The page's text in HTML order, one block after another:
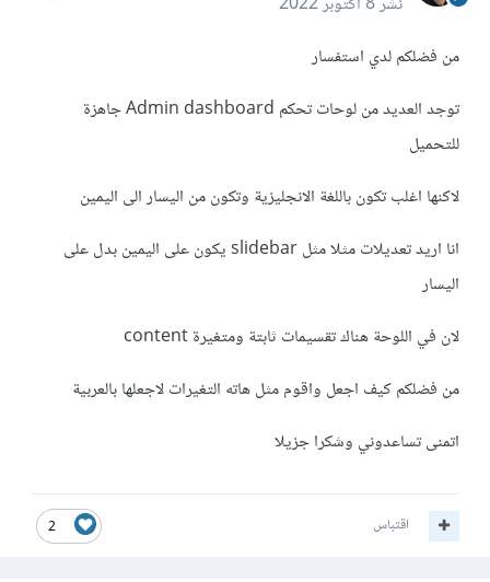
من فضلكم لدي استفسار
توجد العديد من لوحات تحكم Admin dashboard جاهزة
للتحميل
لاكنها اغلب تكون باللغة الانجليزية وتكون من اليسار الى اليمين
انا اريد تعديلات مثلا مثل slidebar يكون على اليمين بدل على
اليسار
لان في اللوحة هناك تقسيمات ثابتة ومتغيرة content
من فضلكم كيف اجعل واقوم مثل هاته التغيرات لاجعلها بالعربية
اتمنى تساعدوني وشكرا جزيلا
2 اقتباس